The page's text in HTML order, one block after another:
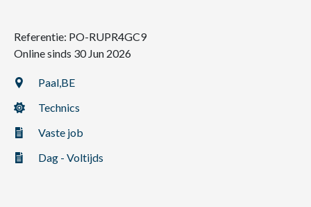
Referentie: PO-RUPR4GC9
Online sinds 30 Jun 2026
Paal,BE
Technics
Vaste job
Dag - Voltijds